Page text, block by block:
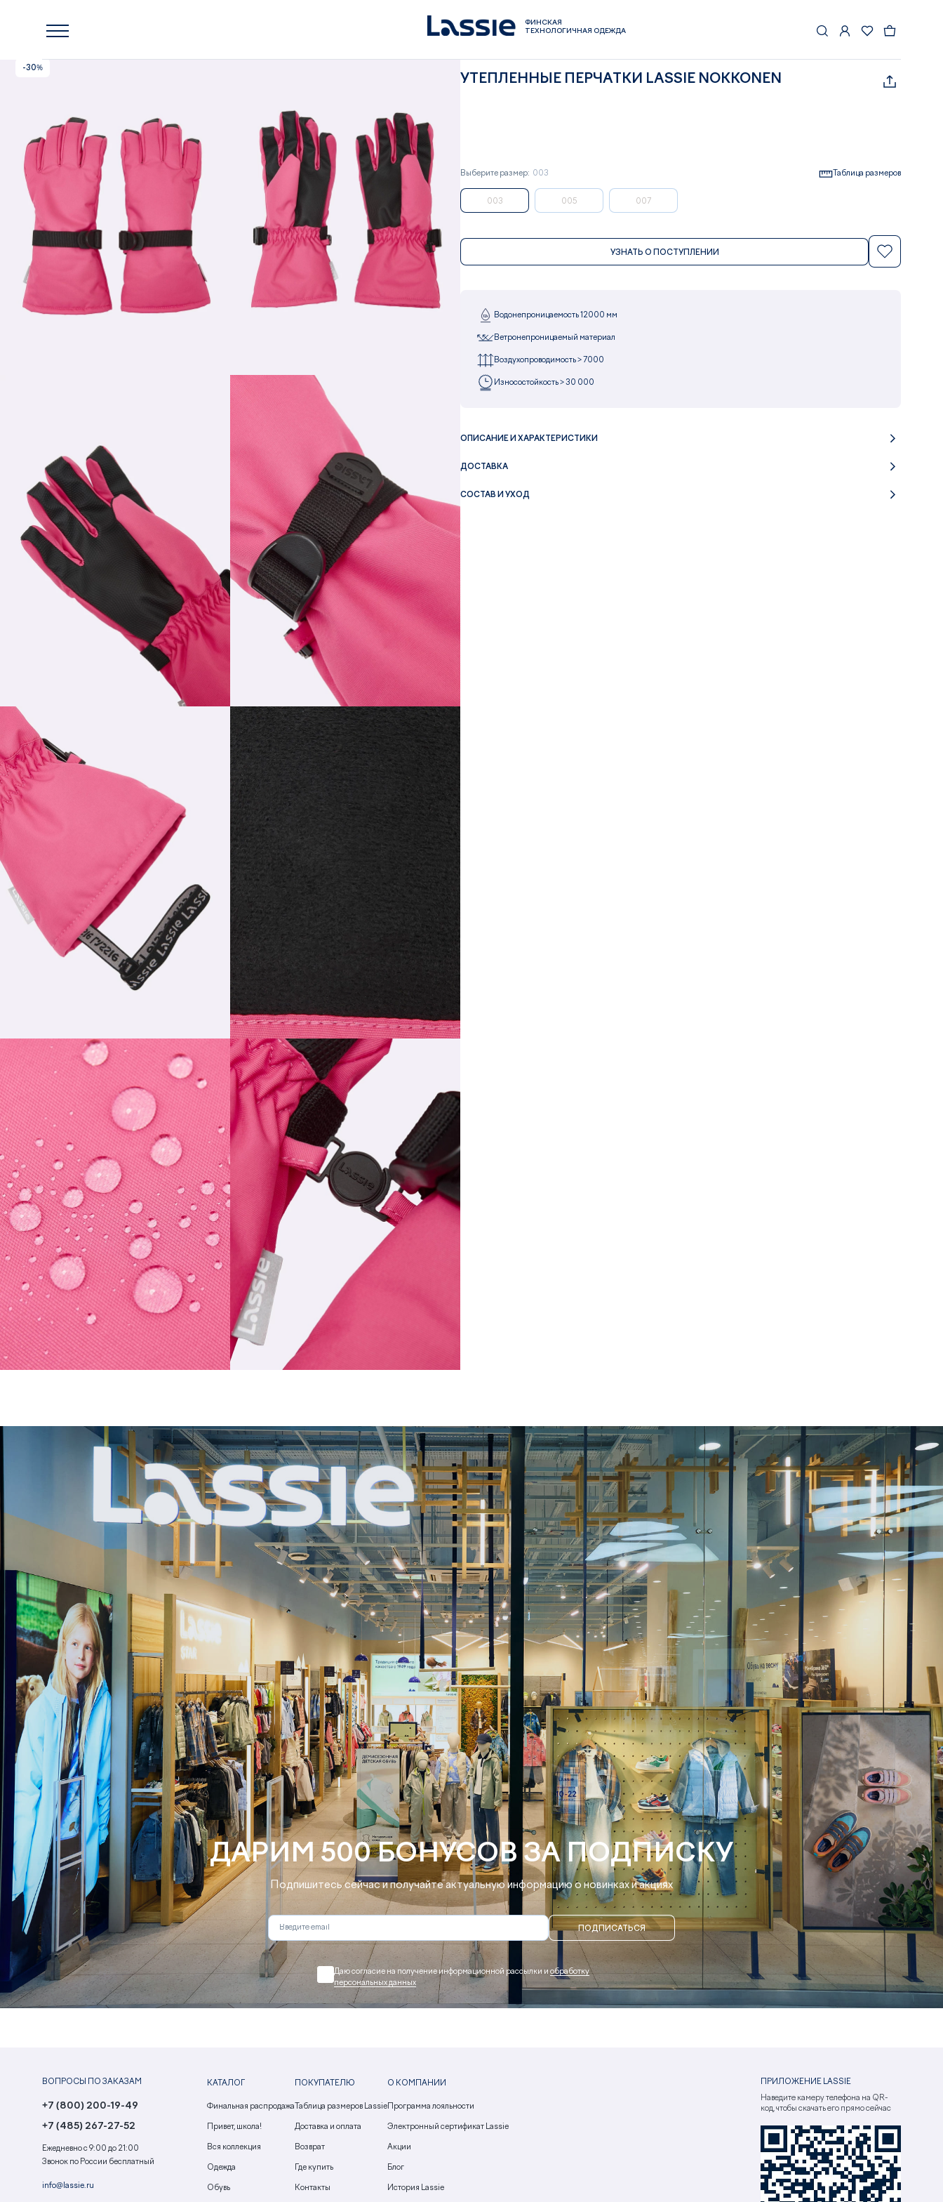
ФИНСКАЯ
ТЕХНОЛОГИЧНАЯ ОДЕЖДА
-30%
УТЕПЛЕННЫЕ ПЕРЧАТКИ LASSIE NOKKONEN
Выберите размер: 003 Таблица размеров
003 005 007
УЗНАТЬ О ПОСТУПЛЕНИИ
Водонепроницаемость 12000 мм
Ветронепроницаемый материал
Воздухопроводимость > 7000
Износостойкость > 30 000
ОПИСАНИЕ И ХАРАКТЕРИСТИКИ
ДОСТАВКА
СОСТАВ И УХОД
ДАРИМ 500 БОНУСОВ ЗА ПОДПИСКУ
Подпишитесь сейчас и получайте актуальную информацию о новинках и акциях
ПОДПИСАТЬСЯ
Даю согласие на получение информационной рассылки и обработку
персональных данных
ВОПРОСЫ ПО ЗАКАЗАМ
+7 (800) 200-19-49
+7 (485) 267-27-52
Ежедневно с 9:00 до 21:00
Звонок по России бесплатный
info@lassie.ru
КАТАЛОГ
Финальная распродажа
Привет, школа!
Вся коллекция
Одежда
Обувь
ПОКУПАТЕЛЮ
Таблица размеров Lassie
Доставка и оплата
Возврат
Где купить
Контакты
О КОМПАНИИ
Программа лояльности
Электронный сертификат Lassie
Акции
Блог
История Lassie
ПРИЛОЖЕНИЕ LASSIE
Наведите камеру телефона на QR-
код, чтобы скачать его прямо сейчас